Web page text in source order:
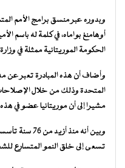
وبدوره عبر منسق برامج الأمم
أوهامنغ بواماه، في كلمة له باسم
الحكومة الموريتانية ممثلة في
وأضاف أن هذه المبادرة تعبر عن
المتحدة وذلك من خلال
مشيرا إلى أن موريتانيا عضو في هذه المنظمة
وبين أنه منذ
تسعى إلى خلق النمو المتسارع